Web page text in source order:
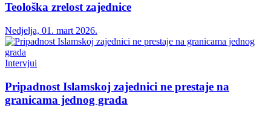
Teološka zrelost zajednice
Nedjelja, 01. mart 2026.
Intervjui
Pripadnost Islamskoj zajednici ne prestaje na
granicama jednog grada